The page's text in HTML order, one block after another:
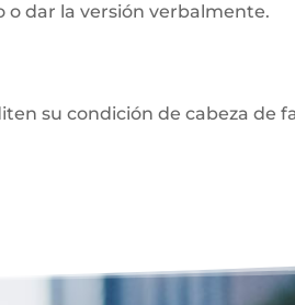
o dar la versión verbalmente.
su condición de cabeza de